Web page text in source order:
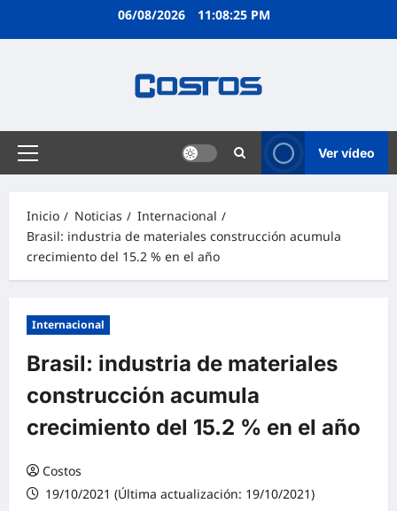
06/08/2026 11:08:26 PM
Ver vídeo
Inicio Noticias
Internacional
Brasil: industria de materiales construcción acumula
crecimiento del 15.2 % en el año
Internacional
Brasil: industria de materiales
construcción acumula
crecimiento del 15.2 % en el año
Costos
19/10/2021 (Última actualización: 19/10/2021)